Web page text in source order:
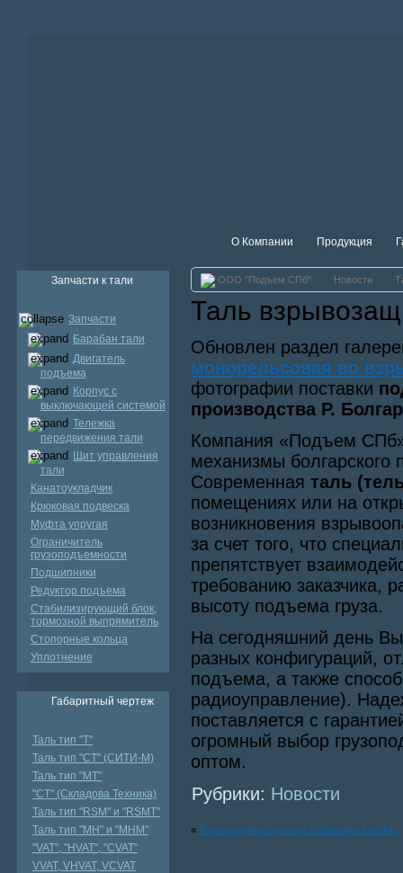
О Компании Продукция
Запчасти к тали
Запчасти
Барабан тали
Двигатель
подъема
Корпус с
выключающей системой
Тележка
передвижения тали
Щит управления
тали
Канатоукладчик
Крюковая подвеска
Муфта упругая
Ограничитель
грузоподъемности
Подшипники
Редуктор подъема
Стабилизирующий блок,
тормозной выпрямитель
Стопорные кольца
Уплотнение
Габаритный чертеж
Таль тип "Т"
Таль тип "СТ" (СИТИ-М)
Таль тип "МТ"
"СТ" (Складова Техника)
Таль тип "RSМ" и "RSMT"
Таль тип "MH" и "МНМ"
"VAT", "HVAT", "CVAT"
VVAT, VHVAT, VCVAT
ООО "Подъем СПб" Новости
Таль
Обновлен раздел
монорельсовая во
фотографии поставки
производства Р.
Компания «Подъем СПб»
механизмы болгарского
Современная таль
помещениях или на
возникновения
за счет того, что
препятствует
требованию заказчика,
высоту подъема груза.
На сегодняшний день
разных конфигураций,
подъема, а также
радиоуправление).
поставляется с
огромный выбор
оптом.
Рубрики: Новости
« Распродажа пультов Schneider Electric